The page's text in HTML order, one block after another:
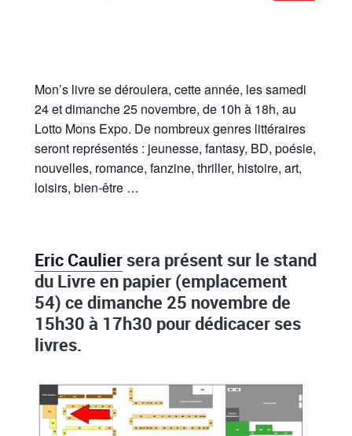
Mon’s livre se déroulera, cette année, les samedi
24 et dimanche 25 novembre, de 10h à 18h, au
Lotto Mons Expo. De nombreux genres littéraires
seront représentés : jeunesse, fantasy, BD, poésie,
nouvelles, romance, fanzine, thriller, histoire, art,
loisirs, bien-être …
Eric Caulier sera présent sur le stand
du Livre en papier (emplacement
54) ce dimanche 25 novembre de
15h30 à 17h30 pour dédicacer ses
livres.